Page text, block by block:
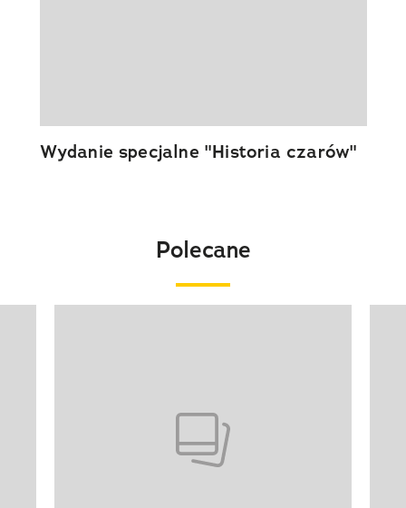
Wydanie specjalne "Historia czarów"
Polecane